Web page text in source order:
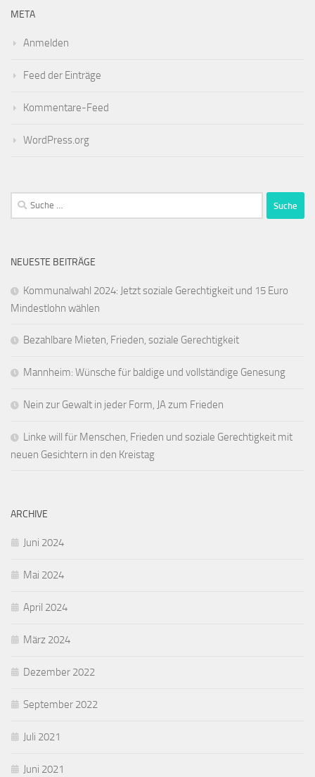
META
Anmelden
Feed der Einträge
Kommentare-Feed
WordPress.org
Suche
nach:
NEUESTE BEITRÄGE
Kommunalwahl 2024: Jetzt soziale Gerechtigkeit und 15 Euro
Mindestlohn wählen
Bezahlbare Mieten, Frieden, soziale Gerechtigkeit
Mannheim: Wünsche für baldige und vollständige Genesung
Nein zur Gewalt in jeder Form, JA zum Frieden
Linke will für Menschen, Frieden und soziale Gerechtigkeit mit
neuen Gesichtern in den Kreistag
ARCHIVE
Juni 2024
Mai 2024
April 2024
März 2024
Dezember 2022
September 2022
Juli 2021
Juni 2021